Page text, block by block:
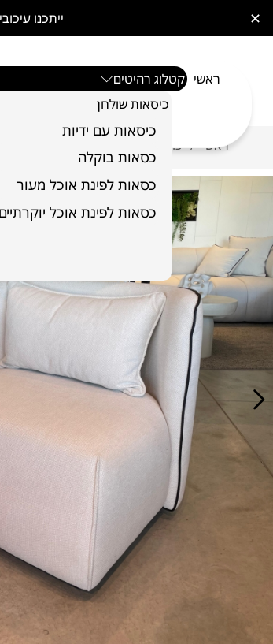
ייתכנו ✕
ראשי קטלוג רהיטים
כיסאות שולחן
כיסאות עם ידיות
כסאות בוקלה
כסאות לפינת אוכל מעור
כסאות לפינת אוכל יוקרתיים
ראשי / כורסא דגם טומי